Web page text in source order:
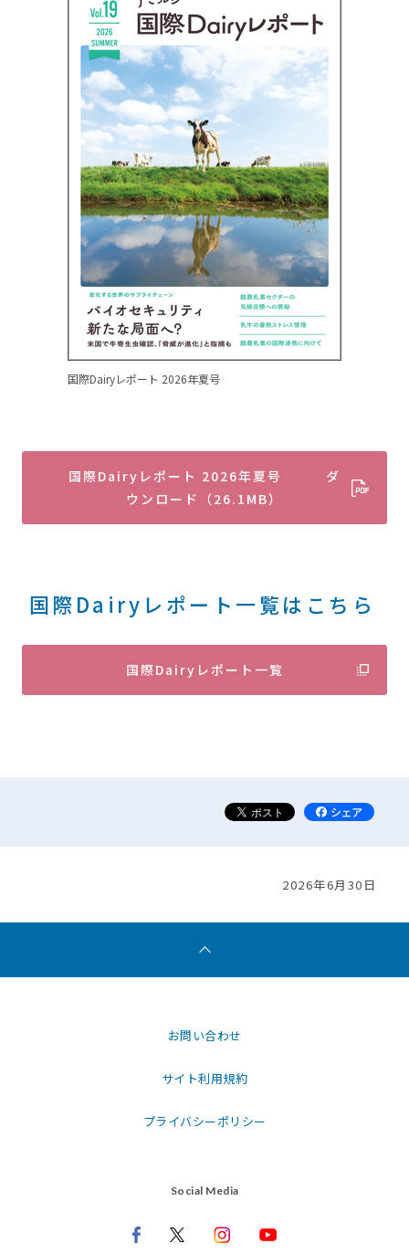
国際Dairyレポート 2026年夏号
国際Dairyレポート 2026年夏号 ダ
ウンロード（26.1MB）
国際Dairyレポート一覧はこちら
国際Dairyレポート一覧
2026年6月30日
お問い合わせ
サイト利用規約
プライバシーポリシー
Social Media